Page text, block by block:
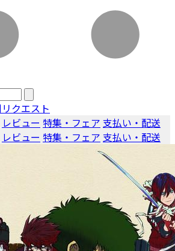
クエスト
レビュー 特集・フェア 支払い・配送
レビュー 特集・フェア 支払い・配送